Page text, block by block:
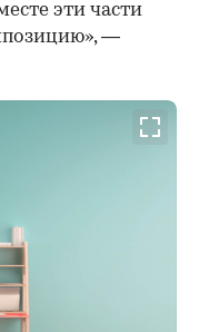
эти части
—